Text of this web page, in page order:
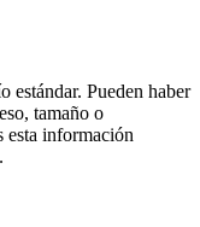
estándar. Pueden haber
tamaño o
esta información